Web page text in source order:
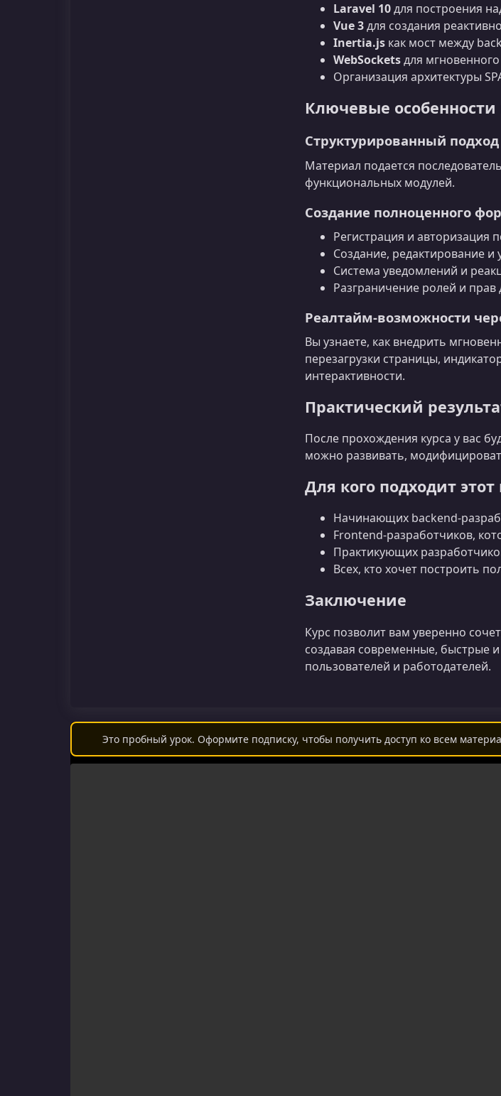
Laravel 10для построения
Vue 3для создания
Inertia.js как мост между
WebSocketsдля
Организация архитектуры
Ключевые особенности
Структурированный
Материал подается
функциональных модулей.
Создание полноценного
Регистрация и авторизация
Создание, редактирование
Система уведомлений и
Разграничение ролей и прав
Реалтайм‑возможности
Вы узнаете, как внедрить
перезагрузки страницы,
интерактивности.
Практический
После прохождения курса у вас
можно развивать,
Для кого подходит этот
Начинающих
Frontend‑разработчиков,
Практикующих
Всех, кто хочет построить
Заключение
Курс позволит вам уверенно
создавая современные, быстрые
пользователей и работодателей.
Это пробный урок. Оформите подписку, чтобы получить доступ ко всем